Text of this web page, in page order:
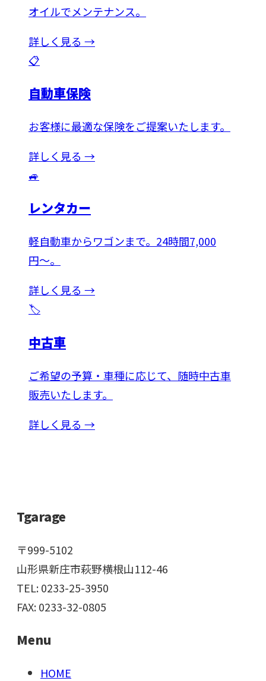
オイルでメンテナンス。
詳しく見る →
📋
自動車保険
お客様に最適な保険をご提案いたします。
詳しく見る →
🚙
レンタカー
軽自動車からワゴンまで。24時間7,000
円〜。
詳しく見る →
🏷️
中古車
ご希望の予算・車種に応じて、随時中古車
販売いたします。
詳しく見る →
Tgarage
〒999-5102
山形県新庄市萩野横根山112-46
TEL: 0233-25-3950
FAX: 0233-32-0805
Menu
HOME